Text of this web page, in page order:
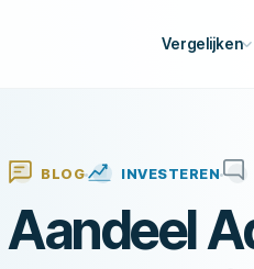
Vergelijken
BLOG INVESTEREN
Aandeel